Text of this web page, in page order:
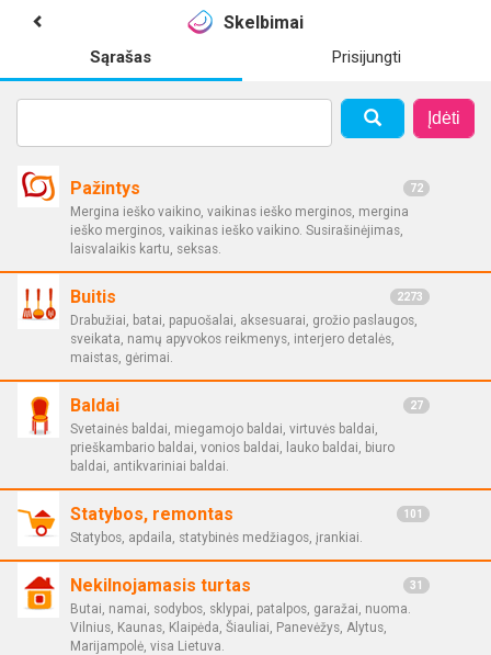
Skelbimai
Sąrašas Prisijungti
Įdėti
Pažintys 72
Mergina ieško vaikino, vaikinas ieško merginos, mergina
ieško merginos, vaikinas ieško vaikino. Susirašinėjimas,
laisvalaikis kartu, seksas.
Buitis 2273
Drabužiai, batai, papuošalai, aksesuarai, grožio paslaugos,
sveikata, namų apyvokos reikmenys, interjero detalės,
maistas, gėrimai.
Baldai 27
Svetainės baldai, miegamojo baldai, virtuvės baldai,
prieškambario baldai, vonios baldai, lauko baldai, biuro
baldai, antikvariniai baldai.
Statybos, remontas 101
Statybos, apdaila, statybinės medžiagos, įrankiai.
Nekilnojamasis turtas 31
Butai, namai, sodybos, sklypai, patalpos, garažai, nuoma.
Vilnius, Kaunas, Klaipėda, Šiauliai, Panevėžys, Alytus,
Marijampolė, visa Lietuva.